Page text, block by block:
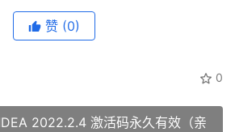
赞 (0)
0
2022.2.4 激活码永久有效（亲